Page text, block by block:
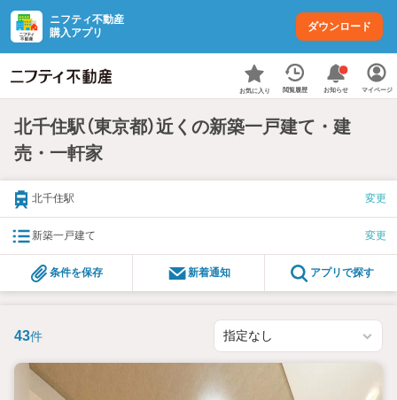
ニフティ不動産
購入アプリ
ダウンロード
お気に入り 閲覧履歴 お知らせ マイページ
北千住駅（東京都）近くの新築一戸建て・建
売・一軒家
北千住駅 変更
新築一戸建て 変更
条件を保存 新着通知 アプリで探す
43件